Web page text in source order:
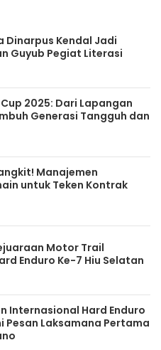
Dinarpus Kendal Jadi
Guyub Pegiat Literasi
2025: Dari Lapangan
Generasi Tangguh dan
Manajemen
untuk Teken Kontrak
Motor Trail
Enduro Ke-7 Hiu Selatan
Internasional Hard Enduro
Pesan Laksamana Pertama